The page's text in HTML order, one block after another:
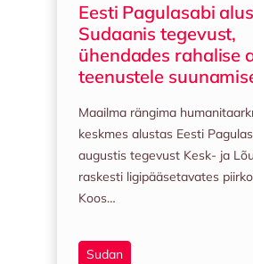
Eesti Pagulasabi
Sudaanis tegevust,
ühendades rahalise
teenustele
Maailma rängima
keskmes alustas Eesti
augustis tegevust Kesk- ja
raskesti ligipääsetavates
Koos…
Sudan